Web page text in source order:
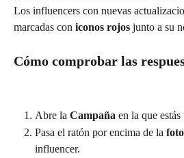
Los influencers con nuevas
marcadas con iconos rojos junto a su
Cómo comprobar las
Abre la Campaña en la que
Pasa el ratón por encima de la
influencer.